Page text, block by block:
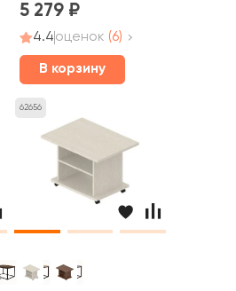
5 279
4.4оценок (6)
В корзину
62656